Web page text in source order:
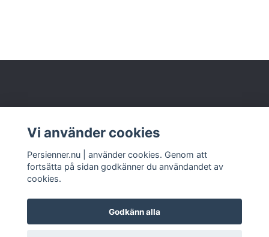
Kundtjänst
Vi använder cookies
Persienner.nu | använder cookies. Genom att
fortsätta på sidan godkänner du användandet av
cookies.
Godkänn alla